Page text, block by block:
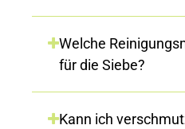
Welche
für die Siebe?
Kann ich